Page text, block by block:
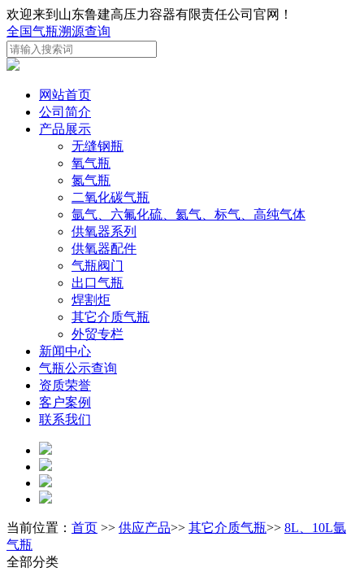
欢迎来到山东鲁建高压力容器有限责任公司官网！
全国气瓶溯源查询
网站首页
公司简介
产品展示
无缝钢瓶
氧气瓶
氮气瓶
二氧化碳气瓶
氩气、六氟化硫、氦气、标气、高纯气体
供氧器系列
供氧器配件
气瓶阀门
出口气瓶
焊割炬
其它介质气瓶
外贸专栏
新闻中心
气瓶公示查询
资质荣誉
客户案例
联系我们
当前位置： 首页 >> 供应产品>> 其它介质气瓶>> 8L、10L氩
气瓶
全部分类